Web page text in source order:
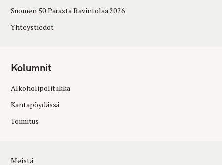
Suomen 50 Parasta Ravintolaa 2026
Yhteystiedot
Kolumnit
Alkoholipolitiikka
Kantapöydässä
Toimitus
Meistä